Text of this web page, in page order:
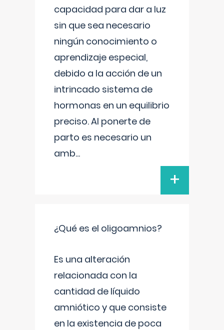
capacidad para dar a luz
sin que sea necesario
ningún conocimiento o
aprendizaje especial,
debido a la acción de un
intrincado sistema de
hormonas en un equilibrio
preciso. Al ponerte de
parto es necesario un
amb...
+
¿Qué es el oligoamnios?
Es una alteración
relacionada con la
cantidad de líquido
amniótico y que consiste
en la existencia de poca